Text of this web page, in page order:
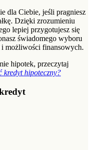
dla Ciebie, jeśli pragniesz
Dzięki zrozumieniu
lepiej przygotujesz się
świadomego wyboru
możliwości finansowych.
hipotek, przeczytaj
kredyt hipoteczny?